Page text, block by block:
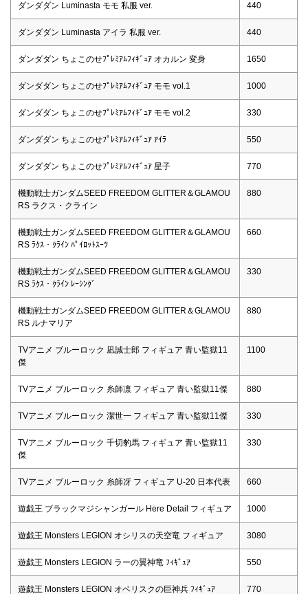
ダンダダン Luminasta モモ 私服 ver. 440
ダンダダン Luminasta アイラ 私服 ver. 440
ダンダダン ちょこのせﾌﾟﾚﾐｱﾑﾌｨｷﾞｭｱ オカルン 変身 1650
ダンダダン ちょこのせﾌﾟﾚﾐｱﾑﾌｨｷﾞｭｱ モモ vol.1 1000
ダンダダン ちょこのせﾌﾟﾚﾐｱﾑﾌｨｷﾞｭｱ モモ vol.2 330
ダンダダン ちょこのせﾌﾟﾚﾐｱﾑﾌｨｷﾞｭｱ ｱｲﾗ 550
ダンダダン ちょこのせﾌﾟﾚﾐｱﾑﾌｨｷﾞｭｱ 星子 770
機動戦士ガンダムSEED FREEDOM GLITTER＆GLAMOU
RS ラクス・クライン
880
機動戦士ガンダムSEED FREEDOM GLITTER＆GLAMOU
RS ﾗｸｽ・ｸﾗｲﾝ ﾊﾟｲﾛｯﾄｽｰﾂ
660
機動戦士ガンダムSEED FREEDOM GLITTER＆GLAMOU
RS ﾗｸｽ・ｸﾗｲﾝ ﾚｰｼﾝｸﾞ
330
機動戦士ガンダムSEED FREEDOM GLITTER＆GLAMOU
RS ルナマリア
880
TVアニメ ブルーロック 凪誠士郎 フィギュア 青い監獄11
傑
1100
TVアニメ ブルーロック 糸師凛 フィギュア 青い監獄11傑 880
TVアニメ ブルーロック 潔世一 フィギュア 青い監獄11傑 330
TVアニメ ブルーロック 千切豹馬 フィギュア 青い監獄11
傑
330
TVアニメ ブルーロック 糸師冴 フィギュア U-20 日本代表 660
遊戯王 ブラックマジシャンガール Here Detail フィギュア 1000
遊戯王 Monsters LEGION オシリスの天空竜 フィギュア 3080
遊戯王 Monsters LEGION ラーの翼神竜 ﾌｨｷﾞｭｱ 550
遊戯王 Monsters LEGION オベリスクの巨神兵 ﾌｨｷﾞｭｱ 770